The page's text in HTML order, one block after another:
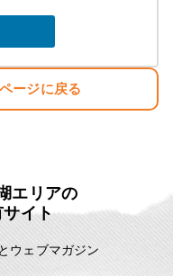
ージに戻る
エリアの
イト
ウェブマガジン